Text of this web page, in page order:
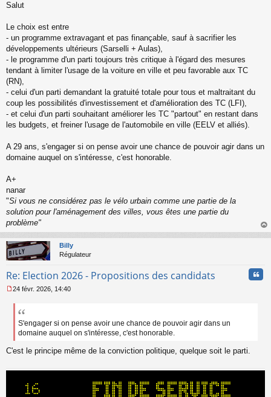
e
s
g
e
n
o
n
u
Salut
Le choix est entre
- un programme extravagant et pas finançable, sauf à sacrifier les
développements ultérieurs (Sarselli + Aulas),
- le programme d'un parti toujours très critique à l'égard des mesures
tendant à limiter l'usage de la voiture en ville et peu favorable aux TC
(RN),
- celui d'un parti demandant la gratuité totale pour tous et maltraitant du
coup les possibilités d'investissement et d'amélioration des TC (LFI),
- et celui d'un parti souhaitant améliorer les TC "partout" en restant dans
les budgets, et freiner l'usage de l'automobile en ville (EELV et alliés).
A 29 ans, s'engager si on pense avoir une chance de pouvoir agir dans un
domaine auquel on s'intéresse, c'est honorable.
A+
nanar
"Si vous ne considérez pas le vélo urbain comme une partie de la
solution pour l'aménagement des villes, vous êtes une partie du
problème"
au
Billy
Régulateur
Re: Election 2026 - Propositions des candidats
e
g
e
24 févr. 2026, 14:40
S'engager si on pense avoir une chance de pouvoir agir dans un
domaine auquel on s'intéresse, c'est honorable.
C'est le principe même de la conviction politique, quelque soit le parti.